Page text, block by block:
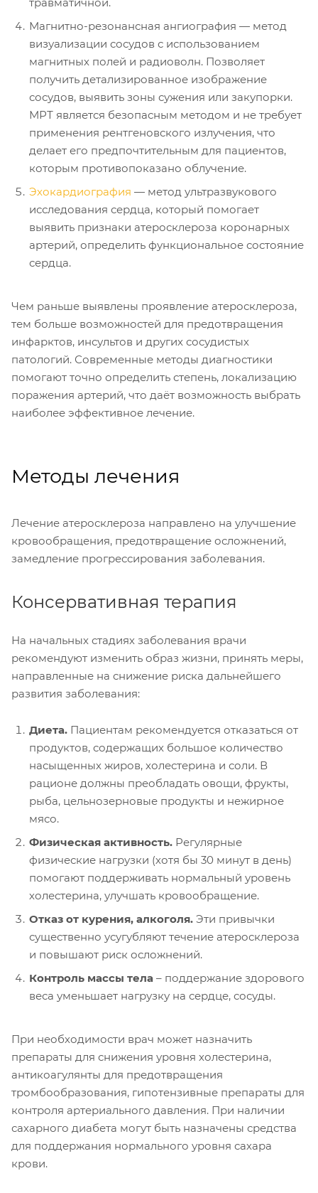
Магнитно-резонансная ангиография — метод
визуализации сосудов с использованием
магнитных полей и радиоволн. Позволяет
получить детализированное изображение
сосудов, выявить зоны сужения или закупорки.
МРТ является безопасным методом и не требует
применения рентгеновского излучения, что
делает его предпочтительным для пациентов,
которым противопоказано облучение.
Эхокардиография — метод ультразвукового
исследования сердца, который помогает
выявить признаки атеросклероза коронарных
артерий, определить функциональное состояние
сердца.
Чем раньше выявлены проявление атеросклероза,
тем больше возможностей для предотвращения
инфарктов, инсультов и других сосудистых
патологий. Современные методы диагностики
помогают точно определить степень, локализацию
поражения артерий, что даёт возможность выбрать
наиболее эффективное лечение.
Методы лечения
Лечение атеросклероза направлено на улучшение
кровообращения, предотвращение осложнений,
замедление прогрессирования заболевания.
Консервативная терапия
На начальных стадиях заболевания врачи
рекомендуют изменить образ жизни, принять меры,
направленные на снижение риска дальнейшего
развития заболевания:
Диета. Пациентам рекомендуется отказаться от
продуктов, содержащих большое количество
насыщенных жиров, холестерина и соли. В
рационе должны преобладать овощи, фрукты,
рыба, цельнозерновые продукты и нежирное
мясо.
Физическая активность. Регулярные
физические нагрузки (хотя бы 30 минут в день)
помогают поддерживать нормальный уровень
холестерина, улучшать кровообращение.
Отказ от курения, алкоголя. Эти привычки
существенно усугубляют течение атеросклероза
и повышают риск осложнений.
Контроль массы тела – поддержание здорового
веса уменьшает нагрузку на сердце, сосуды.
При необходимости врач может назначить
препараты для снижения уровня холестерина,
антикоагулянты для предотвращения
тромбообразования, гипотензивные препараты для
контроля артериального давления. При наличии
сахарного диабета могут быть назначены средства
для поддержания нормального уровня сахара
крови.